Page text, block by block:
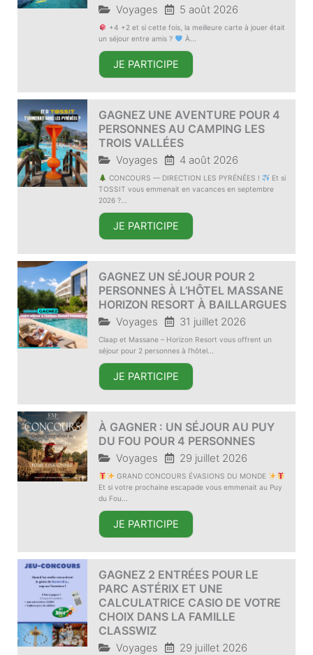
Voyages 5 août 2026
+4 +2 et si cette fois, la meilleure carte à jouer était
un séjour entre amis ?
À...
JE PARTICIPE
GAGNEZ UNE AVENTURE POUR 4
PERSONNES AU CAMPING LES
TROIS VALLÉES
Voyages 4 août 2026
CONCOURS — DIRECTION LES PYRÉNÉES !
Et si
TOSSIT vous emmenait en vacances en septembre
2026 ?...
JE PARTICIPE
GAGNEZ UN SÉJOUR POUR 2
PERSONNES À L’HÔTEL MASSANE
HORIZON RESORT À BAILLARGUES
Voyages 31 juillet 2026
Claap et Massane – Horizon Resort vous offrent un
séjour pour 2 personnes à l’hôtel...
JE PARTICIPE
À GAGNER : UN SÉJOUR AU PUY
DU FOU POUR 4 PERSONNES
Voyages 29 juillet 2026
GRAND CONCOURS ÉVASIONS DU MONDE
Et si votre prochaine escapade vous emmenait au Puy
du Fou...
JE PARTICIPE
GAGNEZ 2 ENTRÉES POUR LE
PARC ASTÉRIX ET UNE
CALCULATRICE CASIO DE VOTRE
CHOIX DANS LA FAMILLE
CLASSWIZ
Voyages 29 juillet 2026